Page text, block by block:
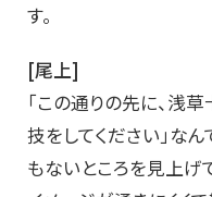
す。
[尾上]
「この通りの先に、浅
技をしてください」な
もないところを見上げ